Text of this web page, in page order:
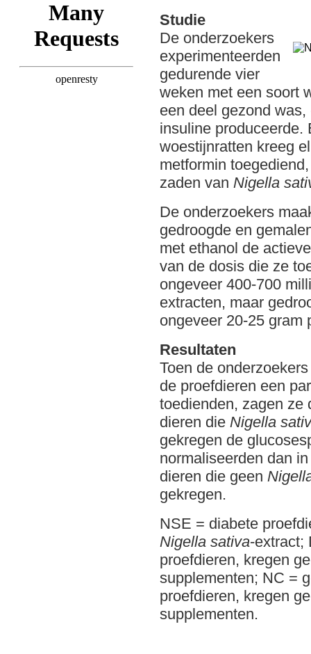
Studie
De onderzoekers
experimenteerden
gedurende vier
weken met een soort
een deel gezond
insuline produceerde.
woestijnratten kreeg
metformin
zaden van Nigella
De onderzoekers
gedroogde en
met ethanol de
van de dosis die ze
ongeveer 400-700
extracten, maar
ongeveer 20-25 gram
Resultaten
Toen de
de proefdieren een
toedienden, zagen ze
dieren die Nigella
gekregen de
normaliseerden dan
dieren die geen
gekregen.
NSE = diabete
Nigella sativa-extract;
proefdieren, kregen
supplementen; NC =
proefdieren, kregen
supplementen.